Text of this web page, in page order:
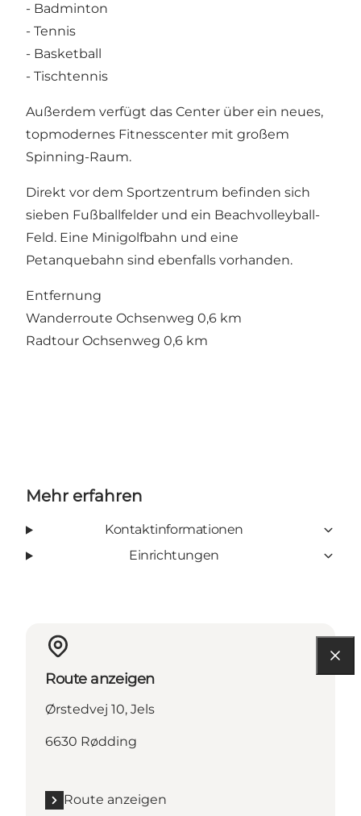
- Badminton
- Tennis
- Basketball
- Tischtennis
Außerdem verfügt das Center über ein neues,
topmodernes Fitnesscenter mit großem
Spinning-Raum.
Direkt vor dem Sportzentrum befinden sich
sieben Fußballfelder und ein Beachvolleyball-
Feld. Eine Minigolfbahn und eine
Petanquebahn sind ebenfalls vorhanden.
Entfernung
Wanderroute Ochsenweg 0,6 km
Radtour Ochsenweg 0,6 km
Mehr erfahren
Kontaktinformationen
Einrichtungen
Route anzeigen
Ørstedvej 10, Jels
6630 Rødding
Route anzeigen